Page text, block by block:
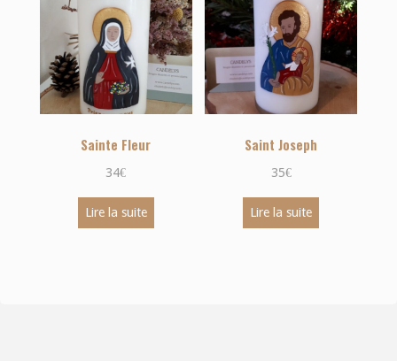
Sainte Fleur
34€
Lire la suite
Saint Joseph
35€
Lire la suite